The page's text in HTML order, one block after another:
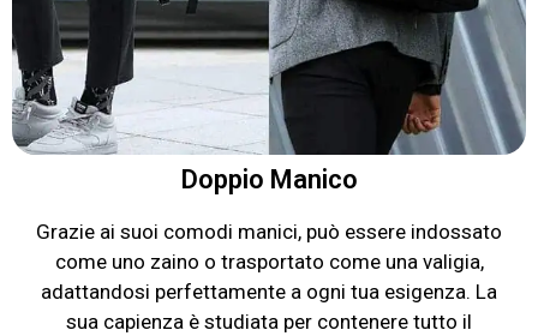
Doppio Manico
Grazie ai suoi comodi manici, può essere indossato
come uno zaino o trasportato come una valigia,
adattandosi perfettamente a ogni tua esigenza. La
sua capienza è studiata per contenere tutto il